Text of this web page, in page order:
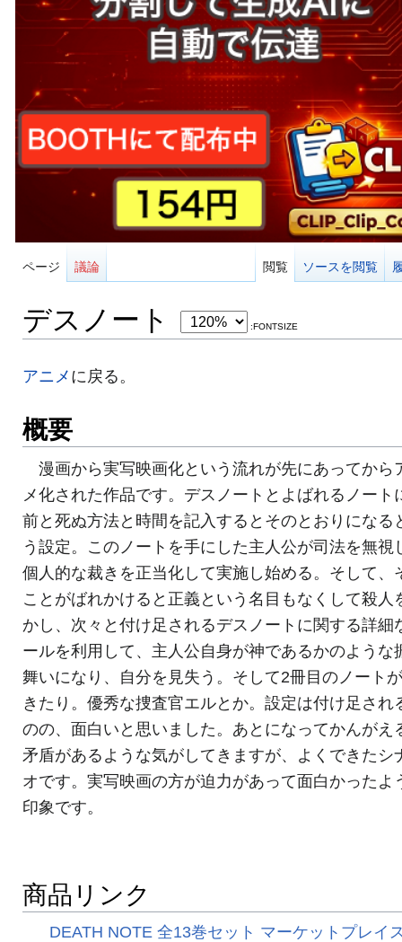
ページ 議論 閲覧 ソースを閲覧
デスノート :FONTSIZE
アニメに戻る。
概要
漫画から実写映画化という流れが先にあってから
メ化された作品です。デスノートとよばれるノート
前と死ぬ方法と時間を記入するとそのとおりになる
う設定。このノートを手にした主人公が司法を無視
個人的な裁きを正当化して実施し始める。そして、
ことがばれかけると正義という名目もなくして殺人
かし、次々と付け足されるデスノートに関する詳細
ールを利用して、主人公自身が神であるかのような
舞いになり、自分を見失う。そして2冊目のノート
きたり。優秀な捜査官エルとか。設定は付け足され
のの、面白いと思いました。あとになってかんがえ
矛盾があるような気がしてきますが、よくできたシ
オです。実写映画の方が迫力があって面白かったよ
印象です。
商品リンク
DEATH NOTE 全13巻セット マーケットプレイ